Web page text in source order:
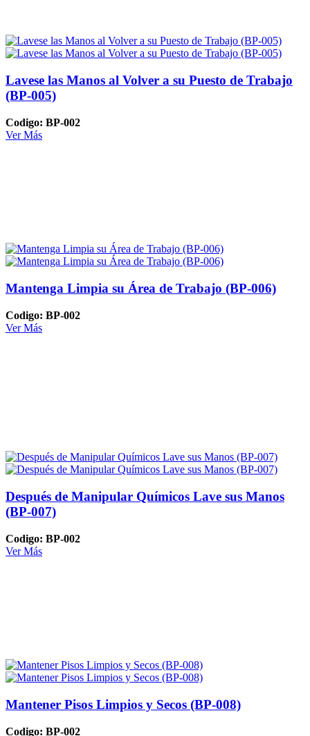
Lavese las Manos al Volver a su Puesto de Trabajo
(BP-005)
Codigo: BP-002
Ver Más
Mantenga Limpia su Área de Trabajo (BP-006)
Codigo: BP-002
Ver Más
Después de Manipular Químicos Lave sus Manos
(BP-007)
Codigo: BP-002
Ver Más
Mantener Pisos Limpios y Secos (BP-008)
Codigo: BP-002